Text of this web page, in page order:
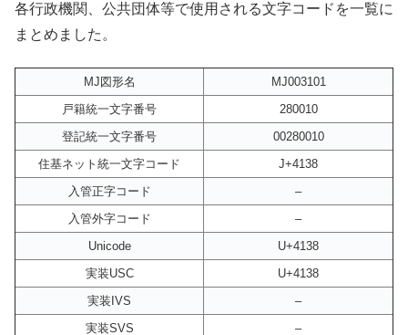
各行政機関、公共団体等で使用される文字コードを一覧に
まとめました。
MJ図形名
MJ003101
戸籍統一文字番号
280010
登記統一文字番号
00280010
住基ネット統一文字コード
J+4138
入管正字コード
–
入管外字コード
–
Unicode
U+4138
実装USC
U+4138
実装IVS
–
実装SVS
–